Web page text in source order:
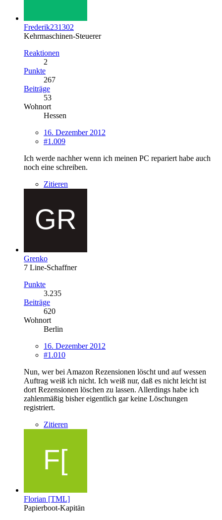
Frederik231302
Kehrmaschinen-Steuerer
Reaktionen
2
Punkte
267
Beiträge
53
Wohnort
Hessen
16. Dezember 2012
#1.009
Ich werde nachher wenn ich meinen PC repariert habe auch
noch eine schreiben.
Zitieren
Grenko
7 Line-Schaffner
Punkte
3.235
Beiträge
620
Wohnort
Berlin
16. Dezember 2012
#1.010
Nun, wer bei Amazon Rezensionen löscht und auf wessen
Auftrag weiß ich nicht. Ich weiß nur, daß es nicht leicht ist
dort Rezensionen löschen zu lassen. Allerdings habe ich
zahlenmäßig bisher eigentlich gar keine Löschungen
registriert.
Zitieren
Florian [TML]
Papierboot-Kapitän